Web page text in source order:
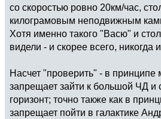
со скоростью ровно 20км/час,
килограмовым неподвижным
Хотя именно такого "Васю" и
видели - и скорее всего, никогда
Насчет "проверить" - в принципе
запрещает зайти к большой ЧД и
горизонт; точно также как в
запрещает пойти в галактике